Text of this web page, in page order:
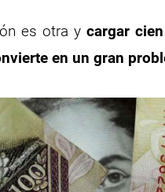
es otra ycargar
en un gran